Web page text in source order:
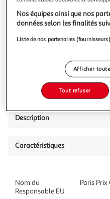
Plus d'options
Description
Caractéristiques
Nom du
Responsable EU
Paris Prix
Nos équipes ainsi que nos
données selon les finalités
Liste de nos partenaires (fournisseurs)
Afficher
Tout refuser